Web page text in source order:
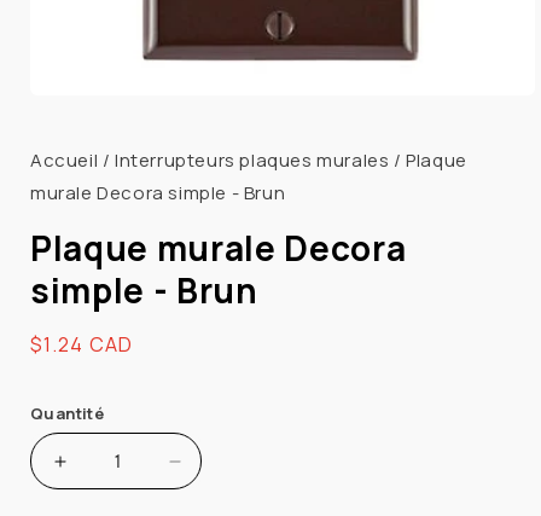
1
dans
fenêtre
modale
Accueil /Interrupteurs plaques murales /Plaque
murale Decora simple - Brun
Plaque murale Decora
simple - Brun
Prix
$1.24 CAD
Quantité
Augmenter
Réduire